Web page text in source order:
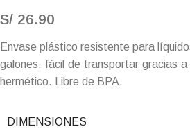
S/ 26.90
Envase plástico resistente para
galones, fácil de transportar gracias
hermético. Libre de BPA.
DIMENSIONES